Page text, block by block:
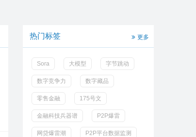
热门标签 更多
Sora 大模型 字节跳动
数字竞争力 数字藏品
零售金融 175号文
金融科技兵器谱 P2P爆雷
网贷爆雷潮 P2P平台数据监测